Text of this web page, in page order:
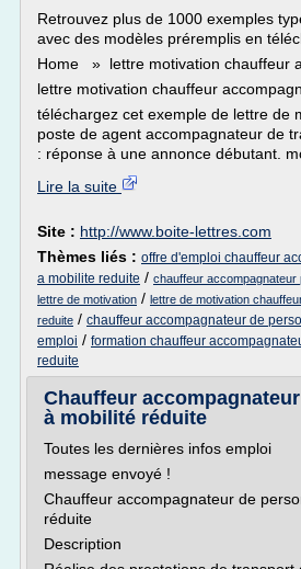
Retrouvez plus de 1000 exemples
avec des modèles préremplis en
Home » lettre motivation chauffeur
lettre motivation chauffeur
téléchargez cet exemple de lettre de
poste de agent accompagnateur de
: réponse à une annonce débutant.
Lire la suite
Site : http://www.boite-lettres.com
Thèmes liés : offre d'emploi chauffeur
a mobilite reduite / chauffeur accompagnateur
lettre de motivation / lettre de motivation
reduite / chauffeur accompagnateur de
emploi / formation chauffeur
reduite
Chauffeur
à mobilité réduite
Toutes les dernières infos emploi
message envoyé !
Chauffeur accompagnateur de
réduite
Description